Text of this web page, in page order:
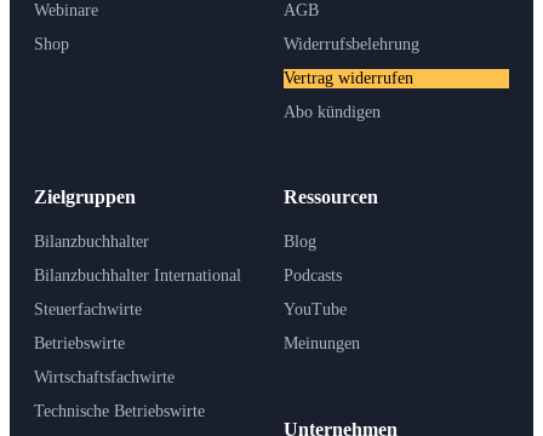
Webinare
Shop
Zielgruppen
Bilanzbuchhalter
Bilanzbuchhalter International
Steuerfachwirte
Betriebswirte
Wirtschaftsfachwirte
Technische Betriebswirte
Ressourcen
Blog
Podcasts
YouTube
Meinungen
Unternehmen
AGB
Widerrufsbelehrung
Vertrag widerrufen
Abo kündigen